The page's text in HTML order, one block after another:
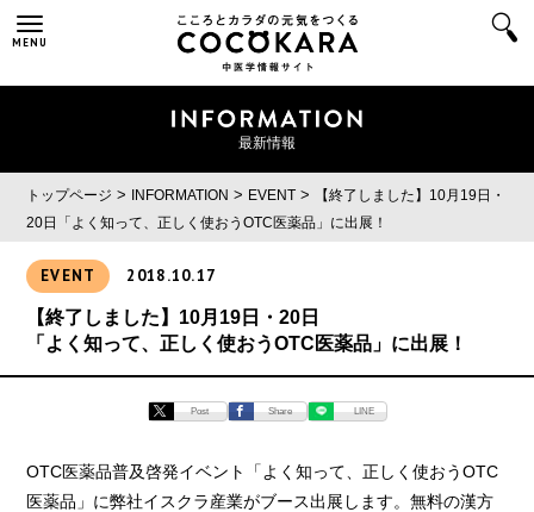
MENU
最新情報
トップページ > INFORMATION > EVENT >
【終了しました】10月19日・
20日
「よく知って、正しく使おうOTC医薬品」に出展！
EVENT 2018.10.17
【終了しました】10月19日・20日
「よく知って、正しく使おうOTC医薬品」に出展！
Post Share LINE
OTC医薬品普及啓発イベント「よく知って、正しく使おうOTC
医薬品」に弊社イスクラ産業がブース出展します。無料の漢方